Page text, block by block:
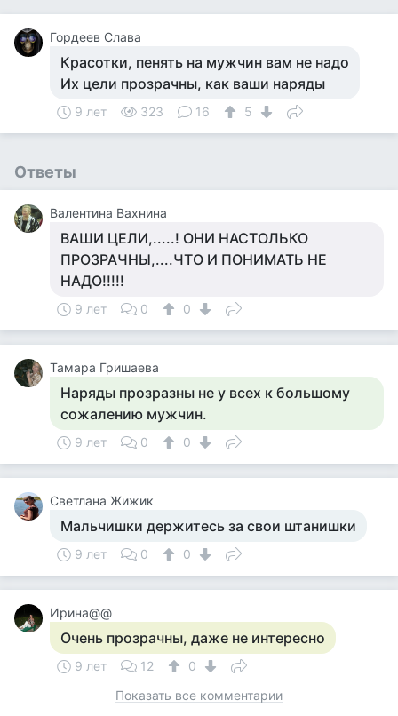
Гордеев Слава
Красотки, пенять на мужчин вам не надо
Их цели прозрачны, как ваши наряды
9 лет 323 16 5
Ответы
Валентина Вахнина
ВАШИ ЦЕЛИ,.....! ОНИ НАСТОЛЬКО
ПРОЗРАЧНЫ,....ЧТО И ПОНИМАТЬ НЕ
НАДО!!!!!
9 лет 0 0
Тамара Гришаева
Наряды прозразны не у всех к большому
сожалению мужчин.
9 лет 0 0
Светлана Жижик
Мальчишки держитесь за свои штанишки
9 лет 0 0
Ирина@@
Очень прозрачны, даже не интересно
9 лет 12
0
Показать все комментарии